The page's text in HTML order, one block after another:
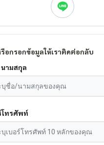
อกรอกข้อมูลให้เราติดต่อกลับ
ามสกุล
โทรศัพท์